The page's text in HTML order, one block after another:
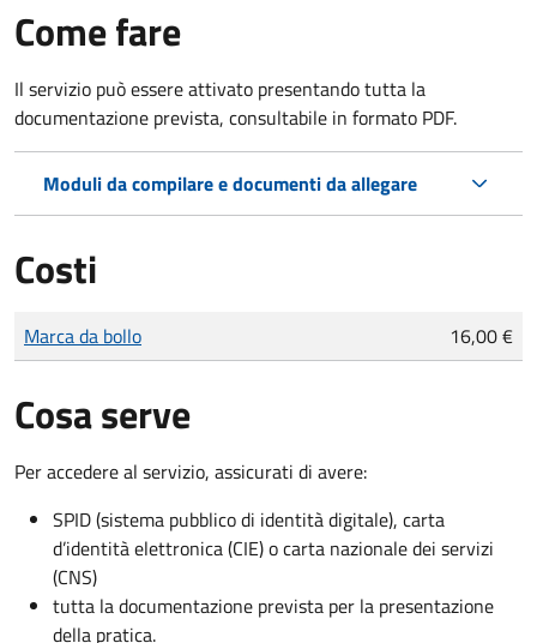
Come fare
Il servizio può essere attivato presentando tutta la
documentazione prevista, consultabile in formato PDF.
Moduli da compilare e documenti da allegare
Costi
Tipo di pagamento
Importo
Marca da bollo 16,00 €
Cosa serve
Per accedere al servizio, assicurati di avere:
SPID (sistema pubblico di identità digitale), carta
d’identità elettronica (CIE) o carta nazionale dei servizi
(CNS)
tutta la documentazione prevista per la presentazione
della pratica.